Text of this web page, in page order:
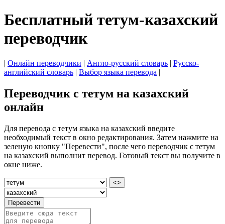
Бесплатный тетум-казахский
переводчик
| Онлайн переводчики | Англо-русский словарь | Русско-
английский словарь | Выбор языка перевода |
Переводчик с тетум на казахский
онлайн
Для перевода с тетум языка на казахский введите
необходимый текст в окно редактирования. Затем нажмите на
зеленую кнопку "Перевести", после чего переводчик с тетум
на казахский выполнит перевод. Готовый текст вы получите в
окне ниже.
<>
Перевести